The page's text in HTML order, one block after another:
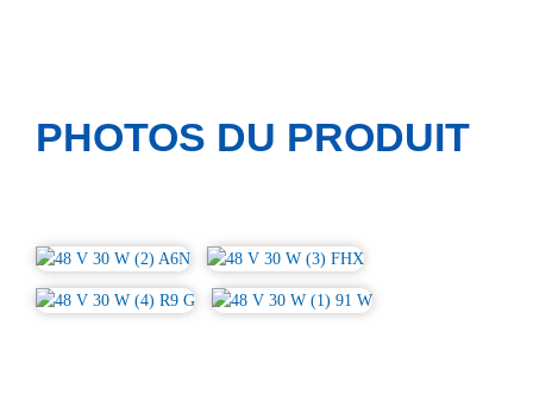
PHOTOS DU PRODUIT